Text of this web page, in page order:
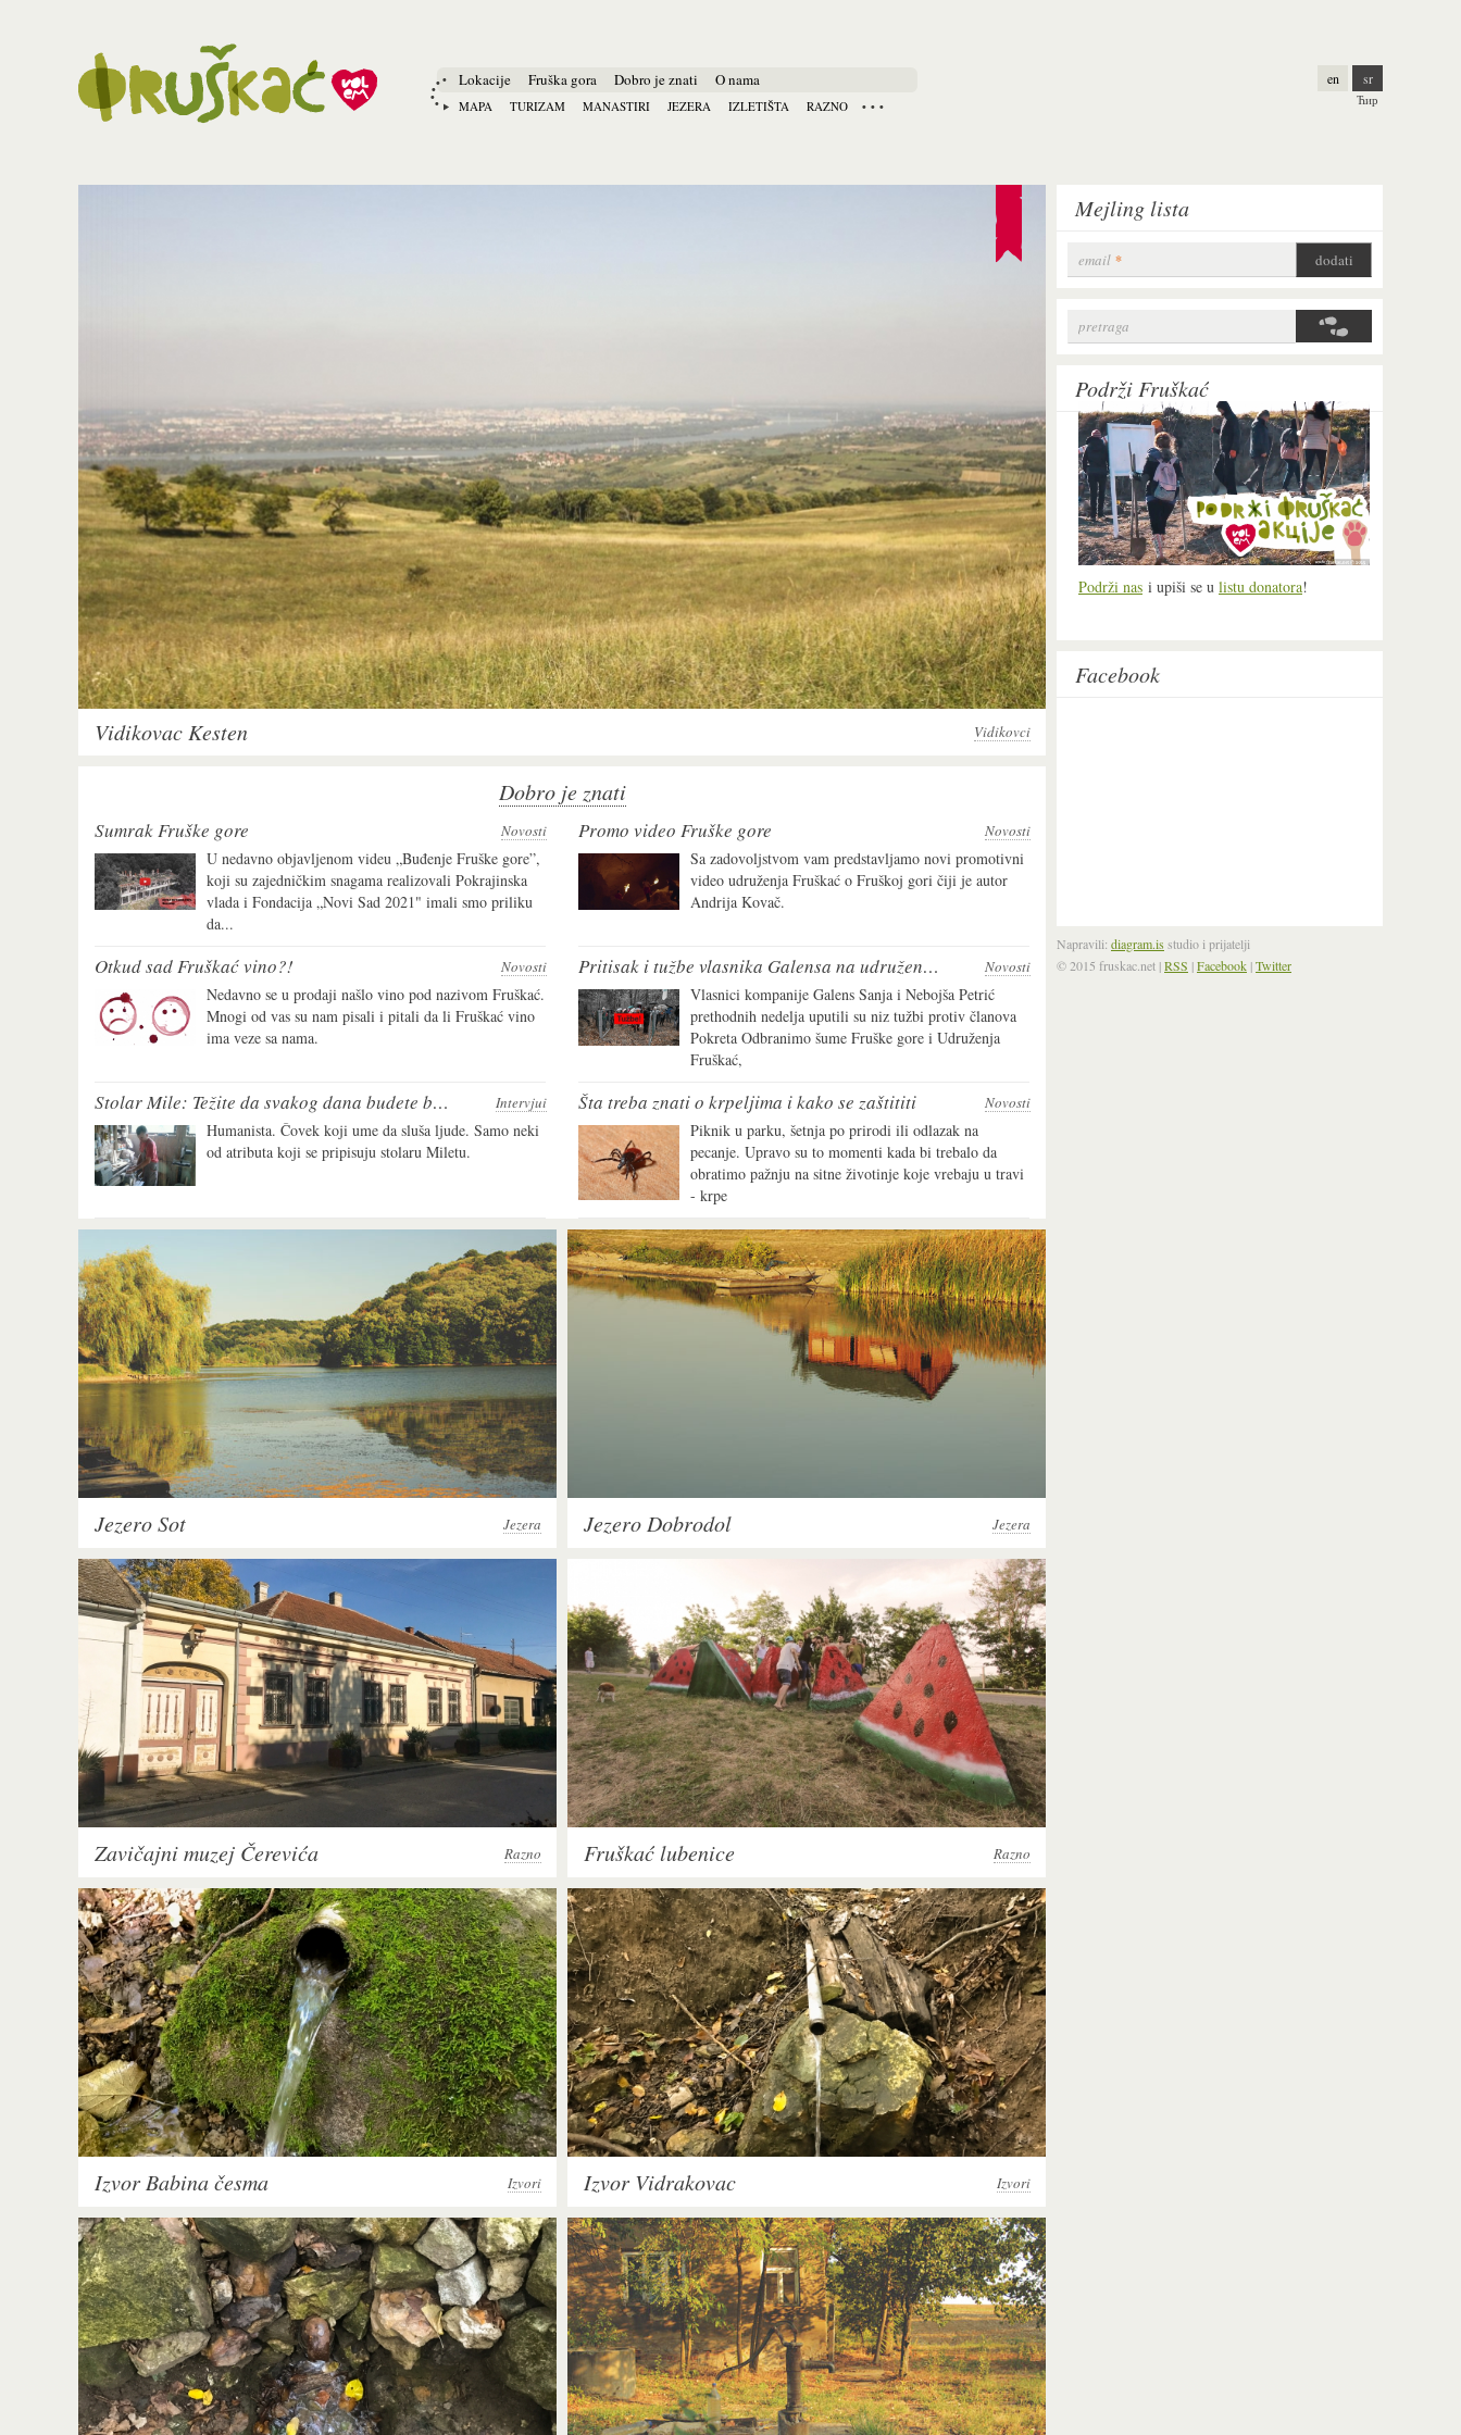
Lokacije
MAPA TURIZAM MANASTIRI JEZERA IZLETIŠTA RAZNO
Fruška gora Dobro je znati O nama en sr
Ћир
Vidikovac Kesten Vidikovci
Dobro je znati
Sumrak Fruške gore Novosti
U nedavno objavljenom videu „Buđenje Fruške gore”,
koji su zajedničkim snagama realizovali Pokrajinska
vlada i Fondacija „Novi Sad 2021" imali smo priliku
da...
Promo video Fruške gore Novosti
Sa zadovoljstvom vam predstavljamo novi promotivni
video udruženja Fruškać o Fruškoj gori čiji je autor
Andrija Kovač.
Otkud sad Fruškać vino?! Novosti
Nedavno se u prodaji našlo vino pod nazivom Fruškać.
Mnogi od vas su nam pisali i pitali da li Fruškać vino
ima veze sa nama.
Pritisak i tužbe vlasnika Galensa na udruženja građana Novosti
Vlasnici kompanije Galens Sanja i Nebojša Petrić
prethodnih nedelja uputili su niz tužbi protiv članova
Pokreta Odbranimo šume Fruške gore i Udruženja
Fruškać,
Stolar Mile: Težite da svakog dana budete bolji od samog sebe Intervjui
Humanista. Čovek koji ume da sluša ljude. Samo neki
od atributa koji se pripisuju stolaru Miletu.
Šta treba znati o krpeljima i kako se zaštititi Novosti
Piknik u parku, šetnja po prirodi ili odlazak na
pecanje. Upravo su to momenti kada bi trebalo da
obratimo pažnju na sitne životinje koje vrebaju u travi
- krpe
Jezero Sot Jezera Jezero Dobrodol Jezera
Zavičajni muzej Čerevića Razno Fruškać lubenice Razno
Izvor Babina česma Izvori Izvor Vidrakovac Izvori
Mejling lista
email *
Search form
pretraga
Podrži Fruškać
Podrži nas i upiši se u listu donatora!
Facebook
Napravili: diagram.is studio i prijatelji
© 2015 fruskac.net |RSS |Facebook |Twitter